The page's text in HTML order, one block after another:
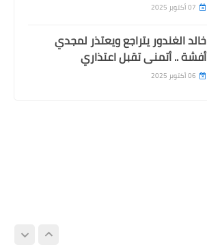
07 أكتوبر 2025
خالد الغندور يتراجع ويعتذر لمجدي
أفشة .. أتمنى تقبل اعتذاري
06 أكتوبر 2025